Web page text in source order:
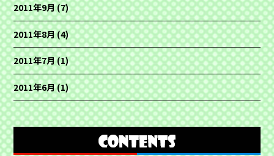
2011年9月(7)
2011年8月(4)
2011年7月(1)
2011年6月(1)